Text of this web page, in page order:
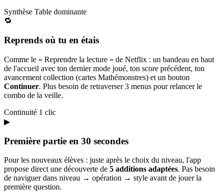
Synthèse Table dominante
🔁
Reprends où tu en étais
Comme le « Reprendre la lecture » de Netflix : un bandeau en haut
de l'accueil avec ton dernier mode joué, ton score précédent, ton
avancement collection (cartes Mathémonstres) et un bouton
Continuer. Plus besoin de retraverser 3 menus pour relancer le
combo de la veille.
Continuité 1 clic
▶
Première partie en 30 secondes
Pour les nouveaux élèves : juste après le choix du niveau, l'app
propose direct une découverte de 5 additions adaptées. Pas besoin
de naviguer dans niveau → opération → style avant de jouer la
première question.